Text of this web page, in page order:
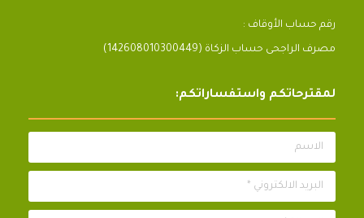
رقم حساب الأوقاف :
مصرف الراجحى حساب الزكاة (142608010300449)
لمقترحاتكم واستفساراتكم:
الاسم
البريد الالكتروني *